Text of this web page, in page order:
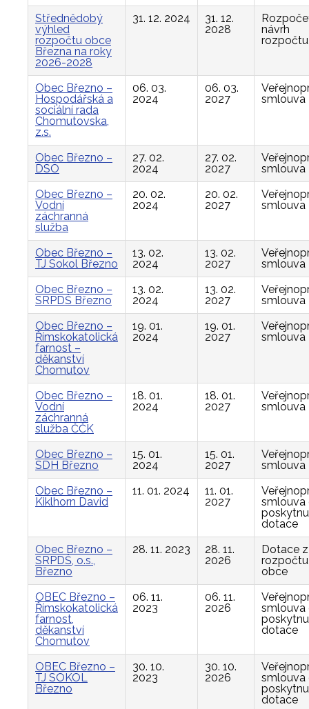
Střednědobý
výhled
rozpočtu obce
Března na roky
2026-2028
31. 12. 2024
31. 12.
2028
návrh
rozpočtu
Obec Březno –
Hospodářská a
sociální rada
Chomutovska,
z.s.
06. 03.
2024
06. 03.
2027
smlouva
Obec Březno –
DSO
27. 02.
2024
27. 02.
2027
smlouva
Obec Březno –
Vodní
záchranná
služba
20. 02.
2024
20. 02.
2027
smlouva
Obec Březno –
TJ Sokol Březno
13. 02.
2024
13. 02.
2027
smlouva
Obec Březno –
SRPDŠ Březno
13. 02.
2024
13. 02.
2027
smlouva
Obec Březno –
Římskokatolická
farnost –
děkanství
Chomutov
19. 01.
2024
19. 01.
2027
smlouva
Obec Březno –
Vodní
záchranná
služba ČČK
18. 01.
2024
18. 01.
2027
smlouva
Obec Březno –
SDH Březno
15. 01.
2024
15. 01.
2027
smlouva
Obec Březno –
Kiklhorn David
11. 01. 2024
11. 01.
2027
smlouva
dotace
Obec Březno –
SRPDŠ, o.s.,
Březno
28. 11. 2023
28. 11.
2026
Dotace z
rozpočtu
obce
OBEC Březno –
Římskokatolická
farnost,
děkanství
Chomutov
06. 11.
2023
06. 11.
2026
smlouva
dotace
OBEC Březno –
TJ SOKOL
Březno
30. 10.
2023
30. 10.
2026
smlouva
dotace